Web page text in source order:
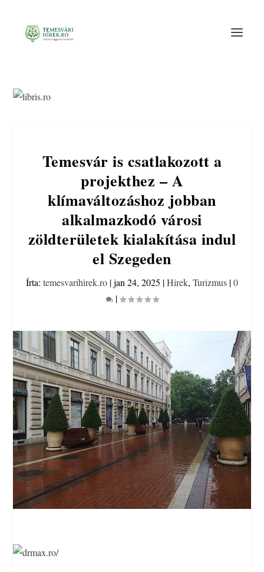
Temesvár is csatlakozott a
projekthez – A
klímaváltozáshoz jobban
alkalmazkodó városi
zöldterületek kialakítása indul
el Szegeden
Írta: temesvarihirek.ro |jan 24, 2025 |Hirek, Turizmus |0
|